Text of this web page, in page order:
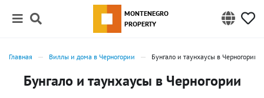
MONTENEGRO
PROPERTY
Главная Виллы и дома в Черногории Бунгало и таунхаусы в Черногории
Бунгало и таунхаусы в Черногории